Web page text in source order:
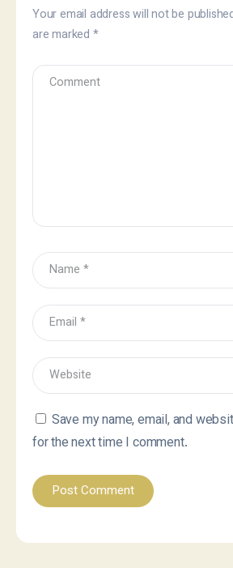
Your email address will not be
are marked *
Save my name, email, and
for the next time I comment.